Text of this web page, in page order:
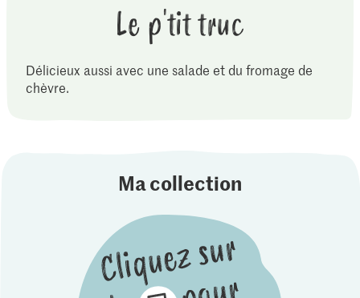
Le p'tit truc
Délicieux aussi avec une salade et du fromage de
chèvre.
Ma collection